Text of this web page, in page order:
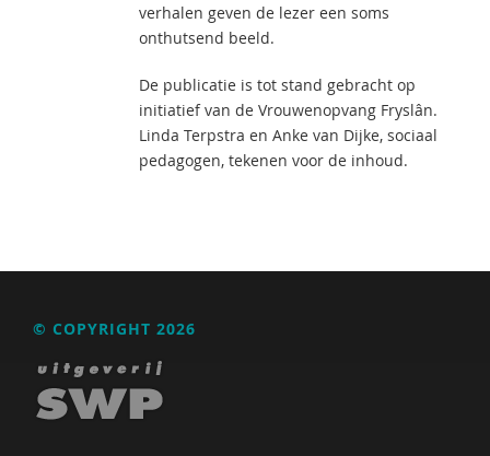
verhalen geven de lezer een soms
onthutsend beeld.
De publicatie is tot stand gebracht op
initiatief van de Vrouwenopvang Fryslân.
Linda Terpstra en Anke van Dijke, sociaal
pedagogen, tekenen voor de inhoud.
© COPYRIGHT 2026